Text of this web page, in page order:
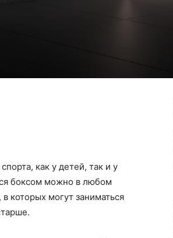
как у детей, так и у
боксом можно в любом
которых могут заниматься